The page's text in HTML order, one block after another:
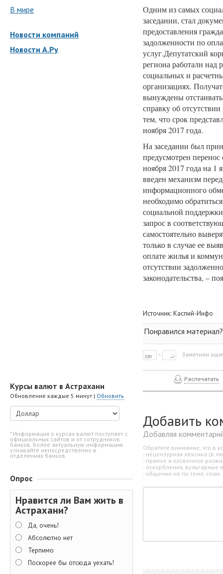
В мире
Новости компаний
Новости А.Ру
Курсы валют в Астрахани
Обновление каждые 5 минут | Обновить
* Информация о курсах валют поступает с
официальных сайтов и от сотрудников
банков. Более актуальную информацию
узнавайте непосредственно в
отделениях банков.
Опрос
Нравится ли Вам жить в
Астрахани?
Да, очень!
Абсолютно нет
Терпимо
Поскорее бы отсюда уехать!
Одним из самых
заседании, стал
предоставления
задолженности по
услуг.Депутатский
региона работали
социальных и
организациях.
вынуждены
справку об
тем, что срок
ноября 2017 года.
На заседании был
предусмотрен перенос
ноября 2017 года на 1
введен механизм
информационного
необходимо
социальной
запрос в
самостоятельно
только в случае ее
оплате жилья и
отсутствии
законодательства, –
Источник: Каспий-Инфо
Понравился
Заметили
Распечатать
Добавить
Добавляя
Обратите внимание, что в
- нецензурная лексика (в
- прямое и косвенное
- оскорбления, вульгарные
- общение не по теме, спам.